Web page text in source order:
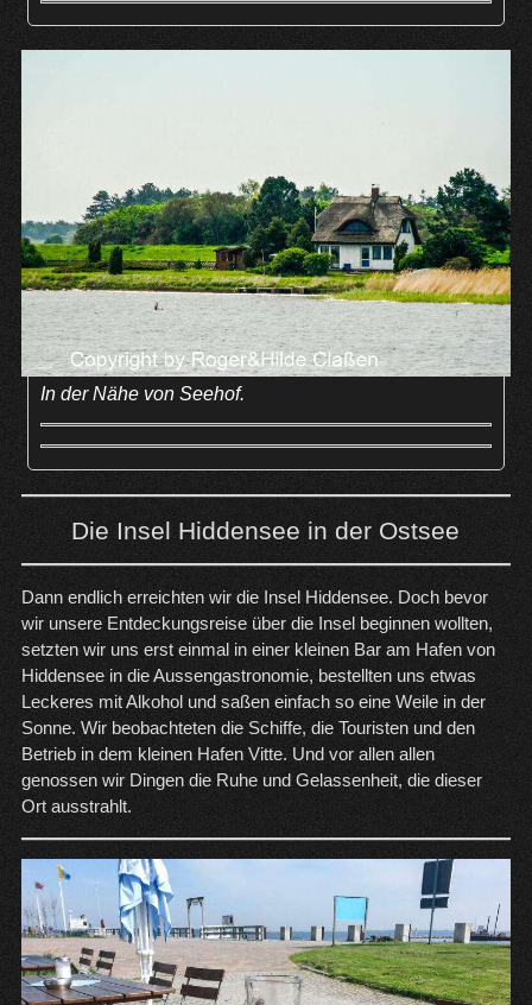
In der Nähe von Seehof.
Die Insel Hiddensee in der Ostsee
Dann endlich erreichten wir die Insel Hiddensee. Doch bevor
wir unsere Entdeckungsreise über die Insel beginnen wollten,
setzten wir uns erst einmal in einer kleinen Bar am Hafen von
Hiddensee in die Aussengastronomie, bestellten uns etwas
Leckeres mit Alkohol und saßen einfach so eine Weile in der
Sonne. Wir beobachteten die Schiffe, die Touristen und den
Betrieb in dem kleinen Hafen Vitte. Und vor allen allen
genossen wir Dingen die Ruhe und Gelassenheit, die dieser
Ort ausstrahlt.